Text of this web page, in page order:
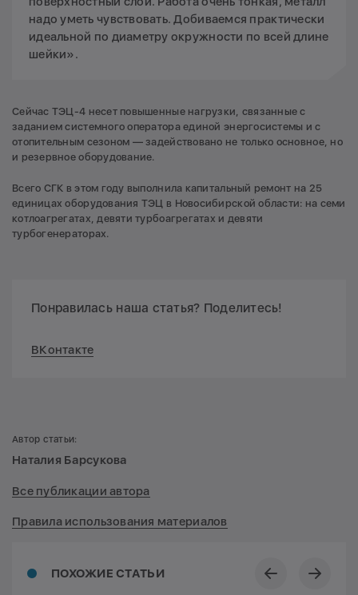
надо уметь чувствовать. Добиваемся практически
идеальной по диаметру окружности по всей длине
шейки».
Сейчас ТЭЦ-4 несет повышенные нагрузки, связанные с
заданием системного оператора единой энергосистемы и с
отопительным сезоном — задействовано не только основное, но
и резервное оборудование.
Всего СГК в этом году выполнила капитальный ремонт на 25
единицах оборудования ТЭЦ в Новосибирской области: на семи
котлоагрегатах, девяти турбоагрегатах и девяти
турбогенераторах.
Понравилась наша статья? Поделитесь!
ВКонтакте
ПОХОЖИЕ СТАТЬИ
Автор статьи:
Наталия Барсукова
Все публикации автора
Правила использования материалов